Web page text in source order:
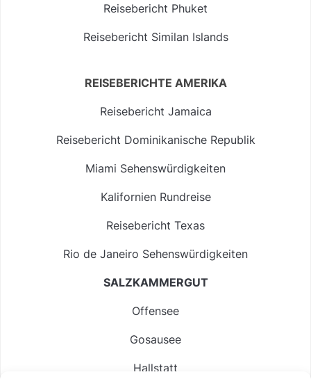
Reisebericht Phuket
Reisebericht Similan Islands
REISEBERICHTE AMERIKA
Reisebericht Jamaica
Reisebericht Dominikanische Republik
Miami Sehenswürdigkeiten
Kalifornien Rundreise
Reisebericht Texas
Rio de Janeiro Sehenswürdigkeiten
SALZKAMMERGUT
Offensee
Gosausee
Hallstatt